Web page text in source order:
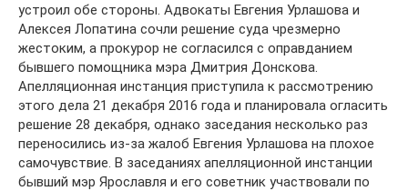
устроил обе стороны. Адвокаты Евгения Урлашова и
Алексея Лопатина сочли решение суда чрезмерно
жестоким, а прокурор не согласился с оправданием
бывшего помощника мэра Дмитрия Донскова.
Апелляционная инстанция приступила к рассмотрению
этого дела 21 декабря 2016 года и планировала огласить
решение 28 декабря, однако заседания несколько раз
переносились из-за жалоб Евгения Урлашова на плохое
самочувствие. В заседаниях апелляционной инстанции
бывший мэр Ярославля и его советник участвовали по